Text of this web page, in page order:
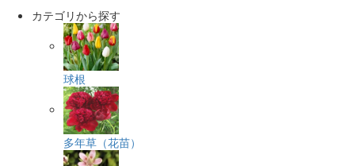
カテゴリから探す
球根
多年草（花苗）